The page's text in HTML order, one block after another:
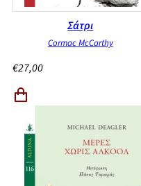
Σάτρι
Cormac McCarthy
€27,00